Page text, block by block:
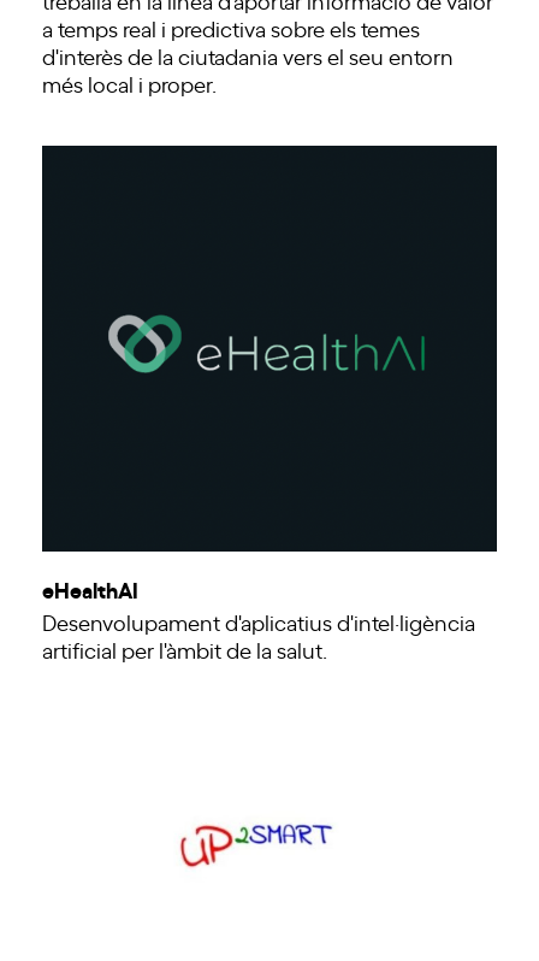
a temps real i predictiva sobre els temes
d'interès de la ciutadania vers el seu entorn
més local i proper.
eHealthAI
Desenvolupament d'aplicatius d'intel·ligència
artificial per l'àmbit de la salut.